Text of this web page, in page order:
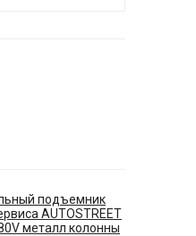
подъемник
AUTOSTREET
металл колонны